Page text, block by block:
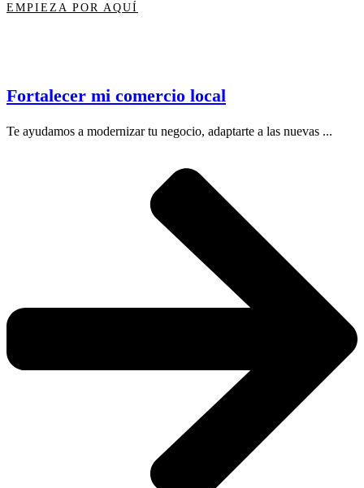
EMPIEZA POR AQUÍ
Fortalecer mi comercio local
Te ayudamos a modernizar tu negocio, adaptarte a las nuevas ...